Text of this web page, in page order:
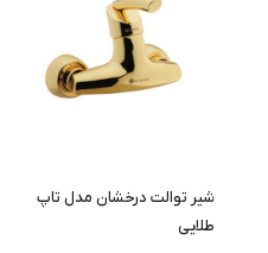
شیر توالت درخشان مدل تاپ
طلایی